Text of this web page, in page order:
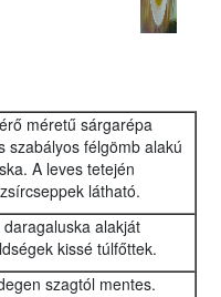
méretű sárgarépa
szabályos félgömb alakú
A leves tetején
látható.
alakját
kissé túlfőttek.
szagtól mentes.